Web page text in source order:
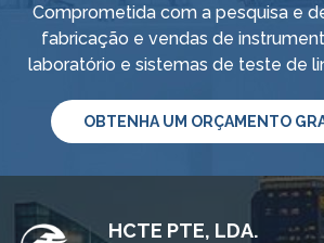
Comprometida com a pesquisa e
fabricação e vendas de
laboratório e sistemas de teste de
OBTENHA UM ORÇAMENTO
HCTE PTE, LDA.